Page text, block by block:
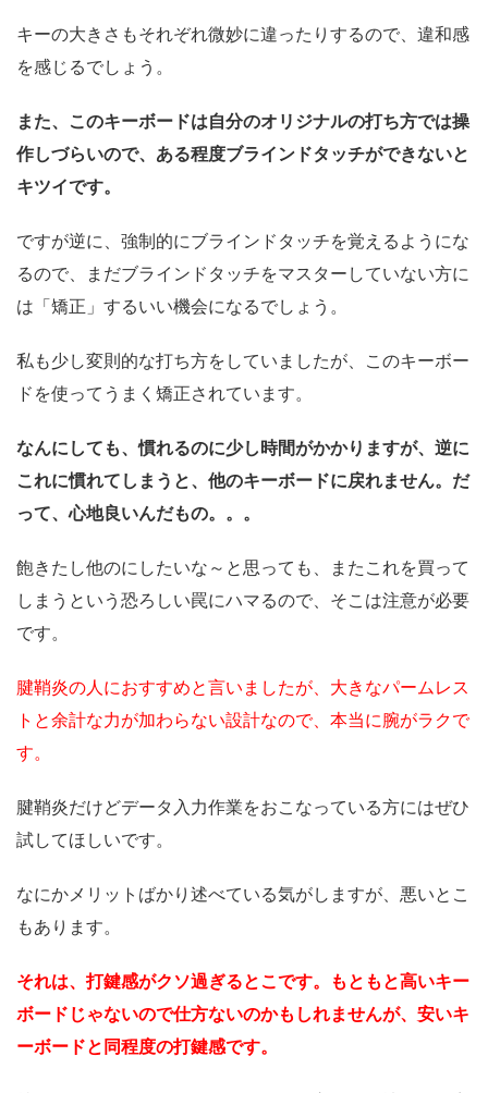
キーの大きさもそれぞれ微妙に違ったりするので、違和感
を感じるでしょう。
また、このキーボードは自分のオリジナルの打ち方では操
作しづらいので、ある程度ブラインドタッチができないと
キツイです。
ですが逆に、強制的にブラインドタッチを覚えるようにな
るので、まだブラインドタッチをマスターしていない方に
は「矯正」するいい機会になるでしょう。
私も少し変則的な打ち方をしていましたが、このキーボー
ドを使ってうまく矯正されています。
なんにしても、慣れるのに少し時間がかかりますが、逆に
これに慣れてしまうと、他のキーボードに戻れません。だ
って、心地良いんだもの。。。
飽きたし他のにしたいな～と思っても、またこれを買って
しまうという恐ろしい罠にハマるので、そこは注意が必要
です。
腱鞘炎の人におすすめと言いましたが、大きなパームレス
トと余計な力が加わらない設計なので、本当に腕がラクで
す。
腱鞘炎だけどデータ入力作業をおこなっている方にはぜひ
試してほしいです。
なにかメリットばかり述べている気がしますが、悪いとこ
もあります。
それは、打鍵感がクソ過ぎるとこです。もともと高いキー
ボードじゃないので仕方ないのかもしれませんが、安いキ
ーボードと同程度の打鍵感です。